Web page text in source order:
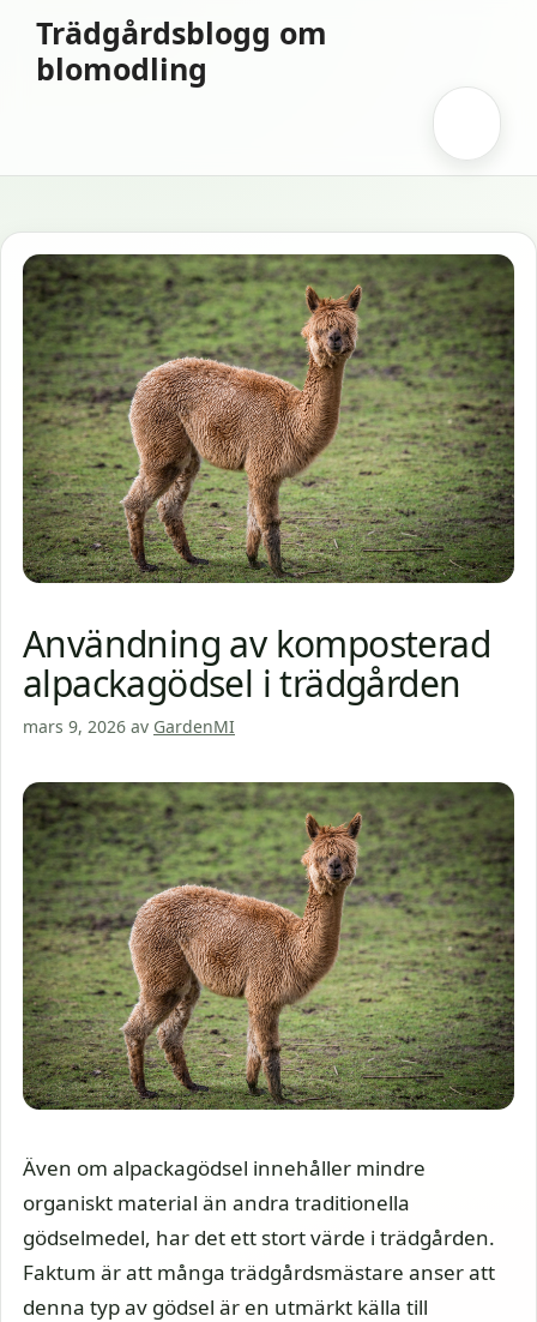
innehåll
Trädgårdsblogg om
blomodling
Användning av komposterad
alpackagödsel i trädgården
mars 9, 2026 av GardenMI
Även om alpackagödsel innehåller mindre
organiskt material än andra traditionella
gödselmedel, har det ett stort värde i trädgården.
Faktum är att många trädgårdsmästare anser att
denna typ av gödsel är en utmärkt källa till